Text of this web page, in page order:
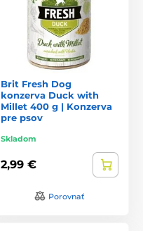
Brit Fresh Dog
konzerva Duck with
Millet 400 g | Konzerva
pre psov
Skladom
2,99 €
Porovnať